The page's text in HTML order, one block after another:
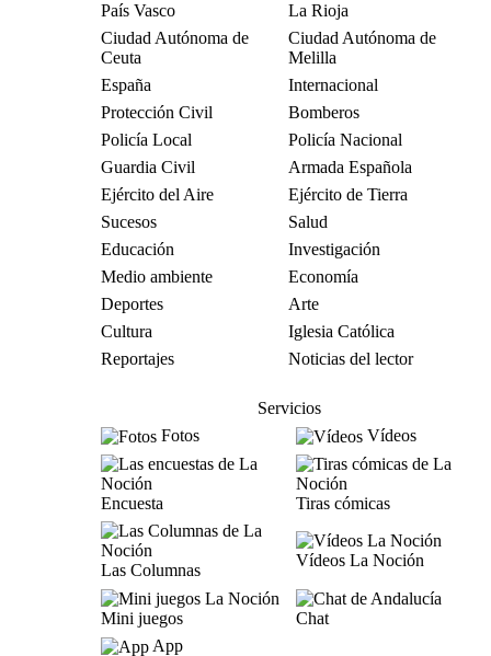
País Vasco
La Rioja
Ciudad Autónoma de
Ceuta
Ciudad Autónoma de
Melilla
España
Internacional
Protección Civil
Bomberos
Policía Local
Policía Nacional
Guardia Civil
Armada Española
Ejército del Aire
Ejército de Tierra
Sucesos
Salud
Educación
Investigación
Medio ambiente
Economía
Deportes
Arte
Cultura
Iglesia Católica
Reportajes
Noticias del lector
Servicios
Fotos
Vídeos
Encuesta Tiras cómicas
Las Columnas
Vídeos La Noción
Mini juegos
Chat
App